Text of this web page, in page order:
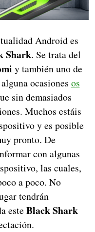
Android es
Shark. Se trata del
y también uno de
ocasiones os
sin demasiados
Muchos estáis
y es posible
pronto. De
con algunas
las cuales,
a poco. No
tendrán
este Black Shark